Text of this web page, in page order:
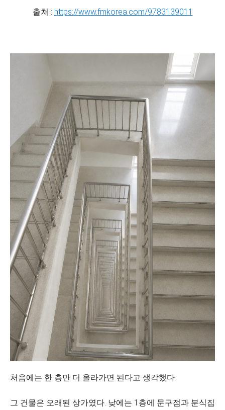
출처 : https://www.fmkorea.com/9783139011
처음에는 한 층만 더 올라가면 된다고 생각했다.
그 건물은 오래된 상가였다. 낮에는 1층에 문구점과 분식집